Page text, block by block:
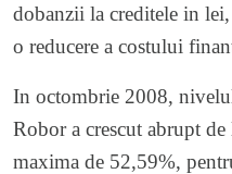
dobanzii la creditele in lei,
o reducere a costului
In octombrie 2008,
Robor a crescut abrupt
maxima de 52,59%,